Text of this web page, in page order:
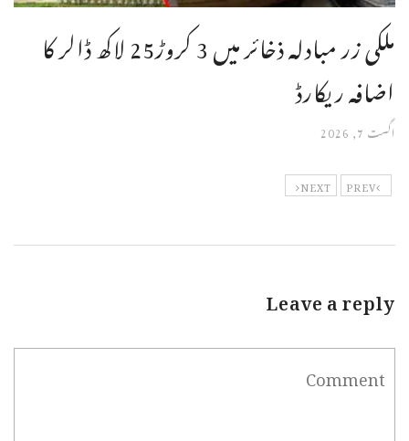
ملکی زر مبادلہ ذخائر میں 3 کروڑ25 لاکھ ڈالر کا
اضافہ ریکارڈ
اگست 7, 2026
PREV
NEXT
Leave a reply